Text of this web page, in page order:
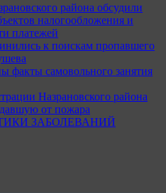
района обсудили
налогообложения и
платежей
к поискам пропавшего
факты самовольного занятия
Назрановского района
от пожара
ЗАБОЛЕВАНИЙ